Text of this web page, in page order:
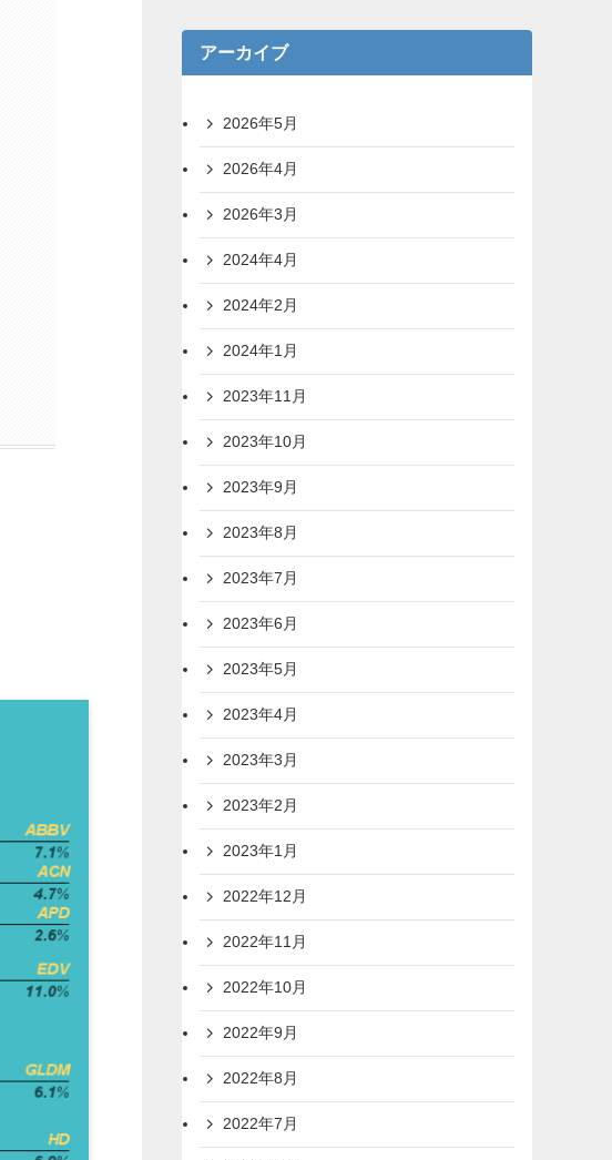
アーカイブ
2026年5月
2026年4月
2026年3月
2024年4月
2024年2月
2024年1月
2023年11月
2023年10月
2023年9月
2023年8月
2023年7月
2023年6月
2023年5月
2023年4月
2023年3月
2023年2月
2023年1月
2022年12月
2022年11月
2022年10月
2022年9月
2022年8月
2022年7月